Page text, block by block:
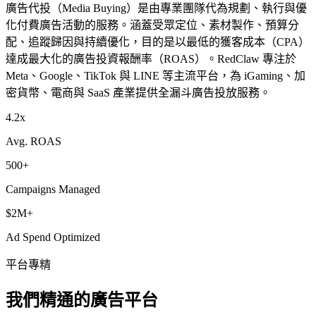
廣告代投（Media Buying）是由專業團隊代為規劃、執行與優
化付費廣告活動的服務。涵蓋受眾定位、素材製作、預算分
配、追蹤歸因與持續優化，目的是以最低的獲客成本（CPA）
達成最大化的廣告投資報酬率（ROAS）。RedClaw 專注於
Meta、Google、TikTok 與 LINE 等主流平台，為 iGaming、加
密貨幣、電商與 SaaS 產業提供全漏斗廣告投放服務。
4.2x
Avg. ROAS
500+
Campaigns Managed
$2M+
Ad Spend Optimized
平台專精
我們精通的廣告平台